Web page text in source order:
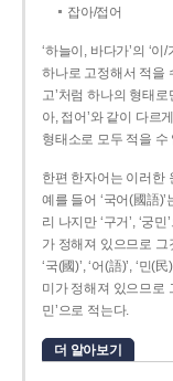
잡아/접어
‘하늘이, 바다가’의 ‘
하나로 고정해서 적을
고’처럼 하나의 형태로
아, 접어’와 같이 다르
형태소로 모두 적을
한편 한자어는 이러한
예를 들어 ‘국어(國語
리 나지만 ‘구거’, ‘궁
가 정해져 있으므로
‘국(國)’, ‘어(語)’, ‘민(
미가 정해져 있으므로
민’으로 적는다.
더 알아보기